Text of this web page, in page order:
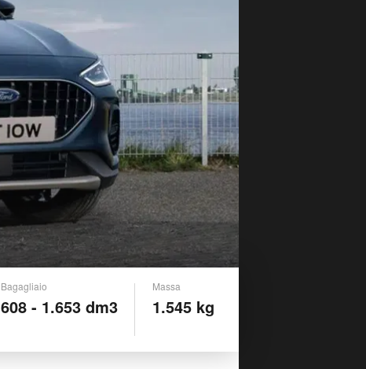
Bagagliaio
608 - 1.653 dm3
Massa
1.545 kg